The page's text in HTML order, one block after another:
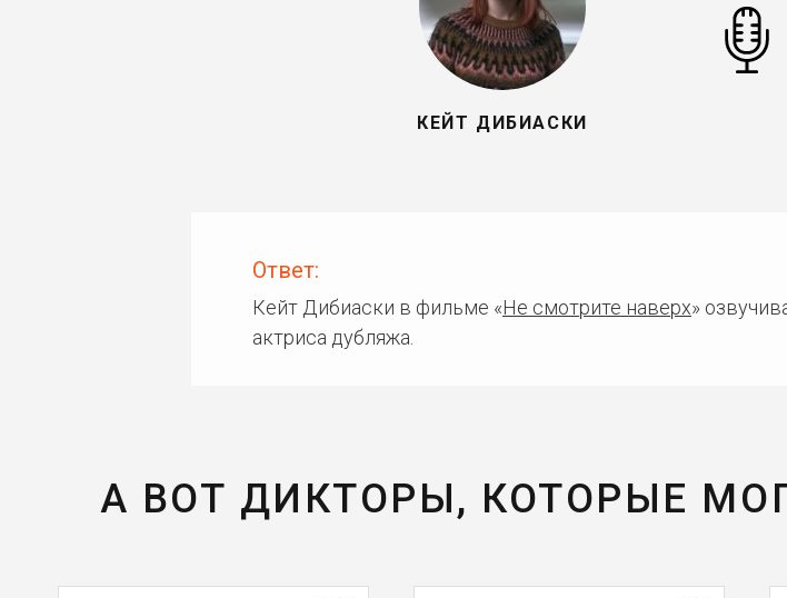
КЕЙТ ДИБИАСКИ
Ответ:
Кейт Дибиаски в фильме «Не смотрите наверх»
актриса дубляжа.
А ВОТ ДИКТОРЫ, КОТОРЫЕ